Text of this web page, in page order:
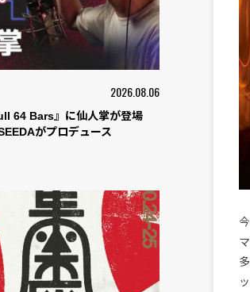
2026.08.06
64 Bars』に仙人掌が登場
がプロデュース